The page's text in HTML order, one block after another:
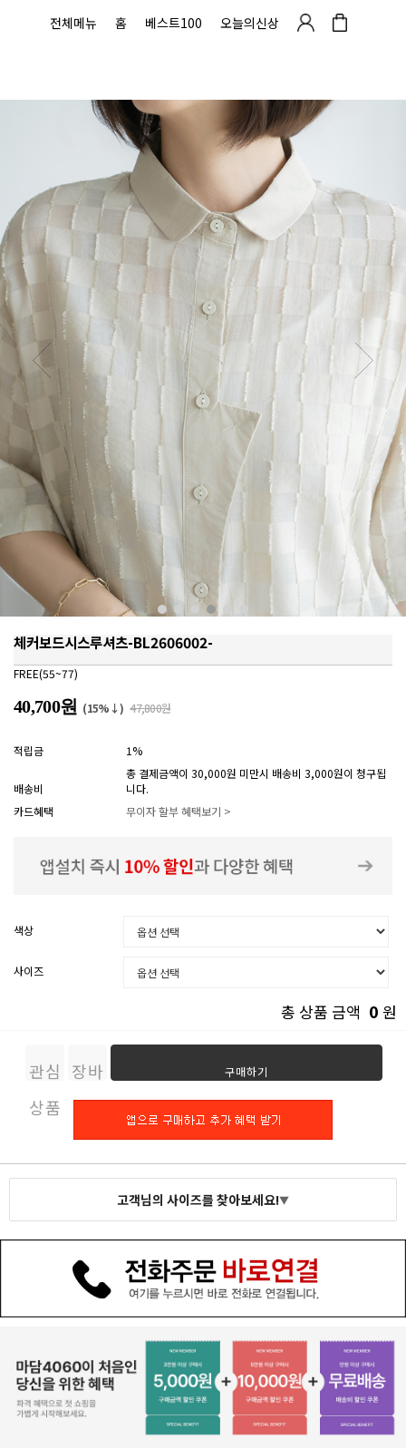
전체메뉴 홈 베스트100 오늘의신상
체커보드시스루셔츠-BL2606002-
FREE(55~77)
40,700원 (15%↓) 47,800원
적립금 1%
배송비
총 결제금액이 30,000원 미만시 배송비 3,000원이 청구됩
니다.
카드혜택
무이자 할부 혜택보기 >
색상
사이즈
총 상품 금액 0 원
관심
상품
장바
구니
구매하기
고객님의 사이즈를 찾아보세요!▼